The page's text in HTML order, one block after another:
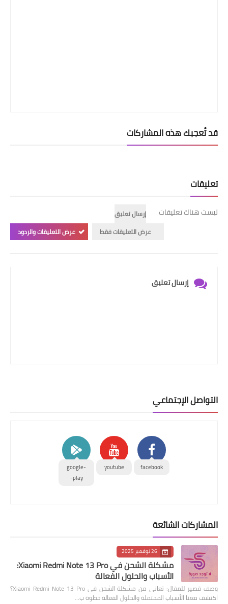
قد تُعجبك هذه المشاركات
تعليقات
ليست هناك تعليقات
إرسال تعليق
عرض التعليقات فقط
عرض التعليقات والردود
إرسال تعليق
التواصل الإجتماعي
facebook
youtube
google-
play-
المشاركات الشائعة
26 نوفمبر 2025
مشكلة الشحن في Xiaomi Redmi Note 13 Pro:
الأسباب والحلول الفعالة
وصف قصير للمقال: تعاني من مشكلة الشحن في Xiaomi Redmi Note 13 Pro؟
اكتشف معنا الأسباب المحتملة والحلول الفعالة خطوة ب…